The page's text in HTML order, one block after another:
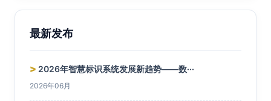
最新发布
> 2026年智慧标识系统发展新趋势——数···
2026年06月